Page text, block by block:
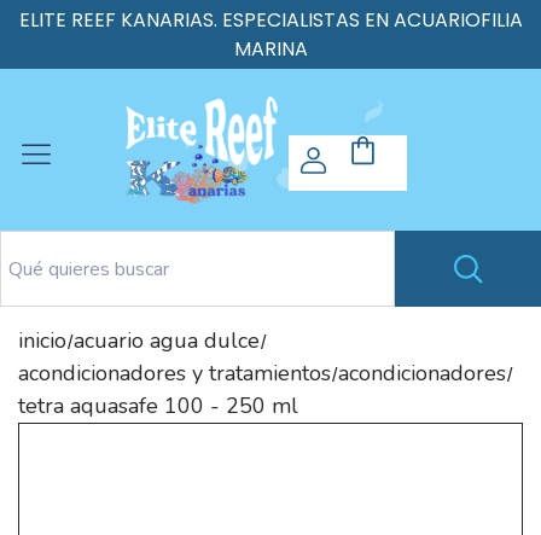
ELITE REEF KANARIAS. ESPECIALISTAS EN ACUARIOFILIA
MARINA
inicio/acuario agua dulce/
acondicionadores y tratamientos/acondicionadores/
tetra aquasafe 100 - 250 ml